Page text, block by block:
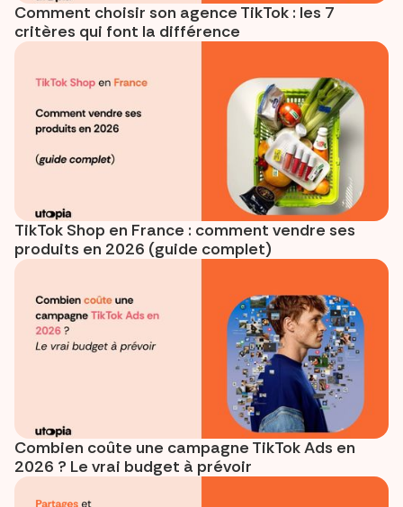
Comment choisir son agence TikTok : les 7
critères qui font la différence
TikTok Shop en France : comment vendre ses
produits en 2026 (guide complet)
Combien coûte une campagne TikTok Ads en
2026 ? Le vrai budget à prévoir